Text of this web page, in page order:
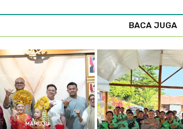
BACA JUGA
MAMUJU